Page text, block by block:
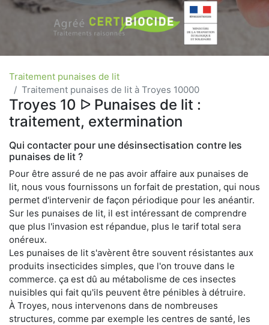
Traitement punaises de lit
Traitement punaises de lit à Troyes 10000
Troyes 10 ᐅ Punaises de lit :
traitement, extermination
Qui contacter pour une désinsectisation contre les
punaises de lit ?
Pour être assuré de ne pas avoir affaire aux punaises de
lit, nous vous fournissons un forfait de prestation, qui nous
permet d'intervenir de façon périodique pour les anéantir.
Sur les punaises de lit, il est intéressant de comprendre
que plus l'invasion est répandue, plus le tarif total sera
onéreux.
Les punaises de lit s'avèrent être souvent résistantes aux
produits insecticides simples, que l'on trouve dans le
commerce. ça est dû au métabolisme de ces insectes
nuisibles qui fait qu'ils peuvent être pénibles à détruire.
À Troyes, nous intervenons dans de nombreuses
structures, comme par exemple les centres de santé, les